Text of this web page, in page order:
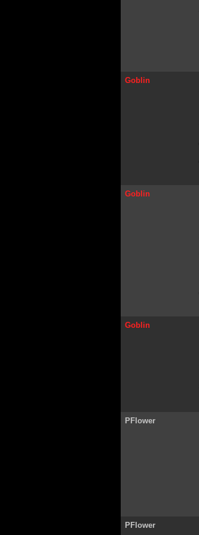
Goblin
Goblin
Goblin
PFlower
PFlower